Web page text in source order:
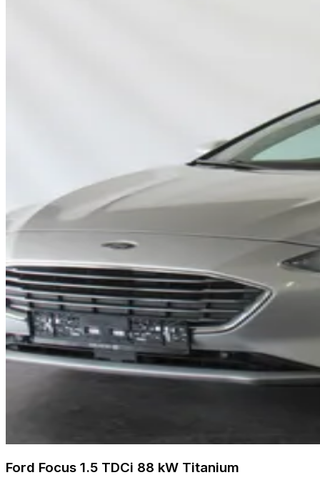
Ford Focus 1.5 TDCi 88 kW Titanium